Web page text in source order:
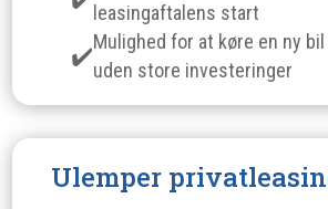
leasingaftalens start
Mulighed for at køre en ny
uden store investeringer
Ulemper